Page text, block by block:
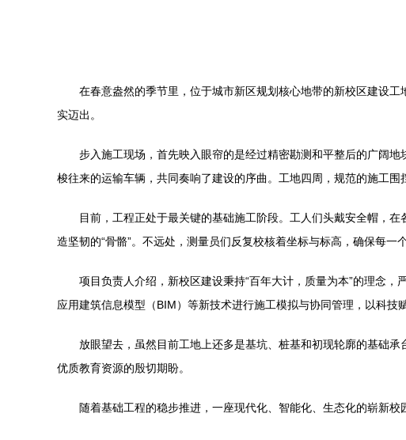
在春意盎然的季节里，位于城市新区规划核心地带的新校区建设
实迈出。
步入施工现场，首先映入眼帘的是经过精密勘测和平整后的广阔
梭往来的运输车辆，共同奏响了建设的序曲。工地四周，规范的施工
目前，工程正处于最关键的基础施工阶段。工人们头戴安全帽，
造坚韧的“骨骼”。不远处，测量员们反复校核着坐标与标高，确保每一
项目负责人介绍，新校区建设秉持“百年大计，质量为本”的理念
应用建筑信息模型（BIM）等新技术进行施工模拟与协同管理，以科技
放眼望去，虽然目前工地上还多是基坑、桩基和初现轮廓的基础
优质教育资源的殷切期盼。
随着基础工程的稳步推进，一座现代化、智能化、生态化的崭新